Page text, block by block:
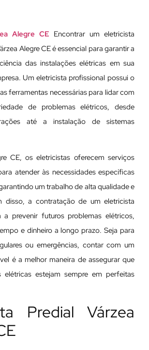
Alegre CE Encontrar um eletricista
Alegre CE é essencial para garantir a
das instalações elétricas em sua
Um eletricista profissional possui o
ferramentas necessárias para lidar com
de problemas elétricos, desde
até a instalação de sistemas
CE, os eletricistas oferecem serviços
atender às necessidades específicas
um trabalho de alta qualidade e
disso, a contratação de um eletricista
a prevenir futuros problemas elétricos,
e dinheiro a longo prazo. Seja para
ou emergências, contar com um
é a melhor maneira de assegurar que
elétricas estejam sempre em perfeitas
Predial Várzea